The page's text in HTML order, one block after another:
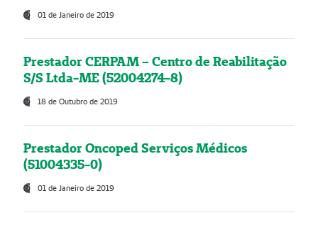
01 de Janeiro de 2019
Prestador CERPAM – Centro de Reabilitação
S/S Ltda-ME (52004274-8)
18 de Outubro de 2019
Prestador Oncoped Serviços Médicos
(51004335-0)
01 de Janeiro de 2019